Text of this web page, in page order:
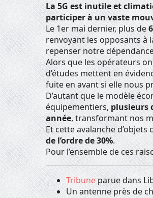
La 5G est inutile et
participer à un vaste
Le 1er mai dernier, plus de
renvoyant les opposants à
repenser notre
Alors que les opérateurs
d’études mettent en
fuite en avant si elle nous
D’autant que le modèle
équipementiers,plusieurs
année, transformant nos
Et cette avalanche d’objets
de l’ordre de 30%.
Pour l’ensemble de ces
Tribuneparue dans
Un antenne près de